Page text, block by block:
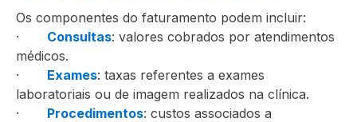
Os componentes do faturamento podem incluir:
· Consultas: valores cobrados por atendimentos
médicos.
· Exames: taxas referentes a exames
laboratoriais ou de imagem realizados na clínica.
· Procedimentos: custos associados a